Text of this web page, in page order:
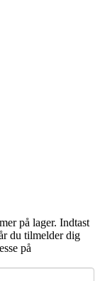
på lager. Indtast
du tilmelder dig
på